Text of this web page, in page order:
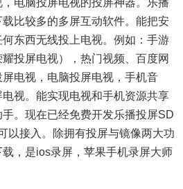
电脑投屏电视的投屏神器。乐播
比较多的多屏互动软件。能把安
东西无线投上电视。例如：手游
投屏电视），热门视频、百度网
电视，电脑投屏电视，手机音
视。能实现电视和手机资源共享
。现在已经免费开发乐播投屏SD
以接入。除拥有投屏与镜像两大功
，是ios录屏，苹果手机录屏大师